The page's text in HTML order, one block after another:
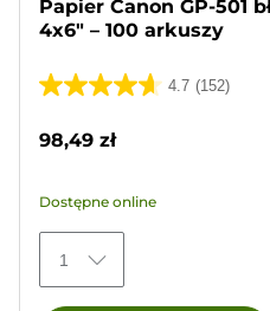
Papier Canon GP-501
4x6" – 100 arkuszy
4.7 (152)
4.7
5
152
Recenzji
98,49 zł
Dostępne online
1